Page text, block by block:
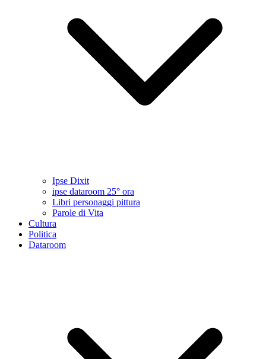
Ipse Dixit
ipse dataroom 25° ora
Libri personaggi pittura
Parole di Vita
Cultura
Politica
Dataroom